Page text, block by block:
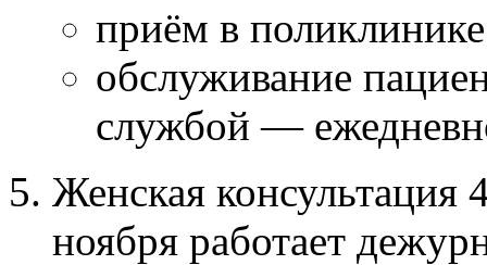
приём в
обслуживание
службой —
Женская консультация
ноября работает